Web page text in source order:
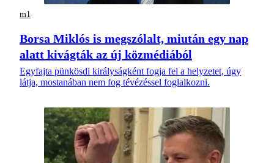
m1
Borsa Miklós is megszólalt, miután egy nap
alatt kivágták az új közmédiából
Egyfajta pünkösdi királyságként fogja fel a helyzetet, úgy
látja, mostanában nem fog tévézéssel foglalkozni.